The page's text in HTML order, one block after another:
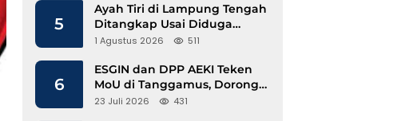
5
Ayah Tiri di Lampung Tengah
Ditangkap Usai Diduga
Hamili Anak di Bawah Umur
1 Agustus 2026 511
6
ESGIN dan DPP AEKI Teken
MoU di Tanggamus, Dorong
Ekonomi Hijau Berbasis Kopi
23 Juli 2026 431